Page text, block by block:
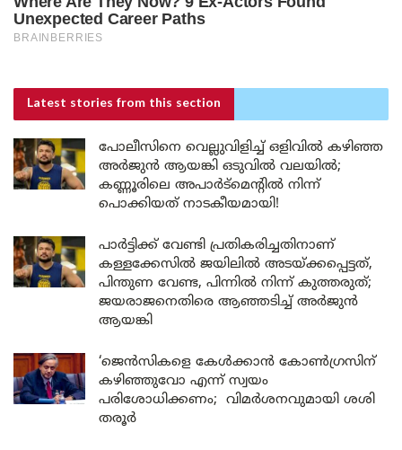
Latest stories from this section
പോലീസിനെ വെല്ലുവിളിച്ച് ഒളിവിൽ കഴിഞ്ഞ
അർജുൻ ആയങ്കി ഒടുവിൽ വലയിൽ;
കണ്ണൂരിലെ അപാർട്മെന്റിൽ നിന്ന്
പൊക്കിയത് നാടകീയമായി!
പാർട്ടിക്ക് വേണ്ടി പ്രതികരിച്ചതിനാണ്
കള്ളക്കേസിൽ ജയിലിൽ അടയ്ക്കപ്പെട്ടത്,
പിന്തുണ വേണ്ട, പിന്നിൽ നിന്ന് കുത്തരുത്;
ജയരാജനെതിരെ ആഞ്ഞടിച്ച് അർജുൻ
ആയങ്കി
‘ജെൻസികളെ കേൾക്കാൻ കോൺഗ്രസിന്
കഴിഞ്ഞുവോ എന്ന് സ്വയം
പരിശോധിക്കണം; വിമർശനവുമായി ശശി
തരൂർ